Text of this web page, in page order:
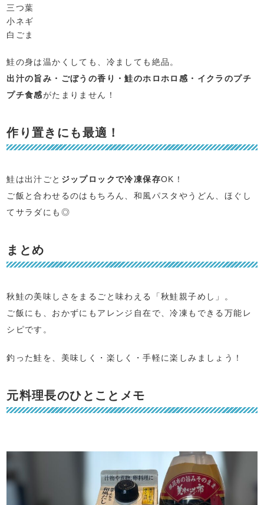
三つ葉
小ネギ
白ごま
鮭の身は温かくしても、冷ましても絶品。
出汁の旨み・ごぼうの香り・鮭のホロホロ感・イクラのプチ
プチ食感がたまりません！
作り置きにも最適！
鮭は出汁ごと ジップロックで冷凍保存OK！
ご飯と合わせるのはもちろん、和風パスタやうどん、ほぐし
てサラダにも◎
まとめ
秋鮭の美味しさをまるごと味わえる「秋鮭親子めし」。
ご飯にも、おかずにもアレンジ自在で、冷凍もできる万能レ
シピです。
釣った鮭を、美味しく・楽しく・手軽に楽しみましょう！
元料理長のひとことメモ